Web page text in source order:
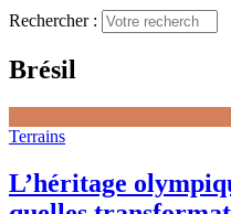
Rechercher :
Brésil
Terrains
L’héritage